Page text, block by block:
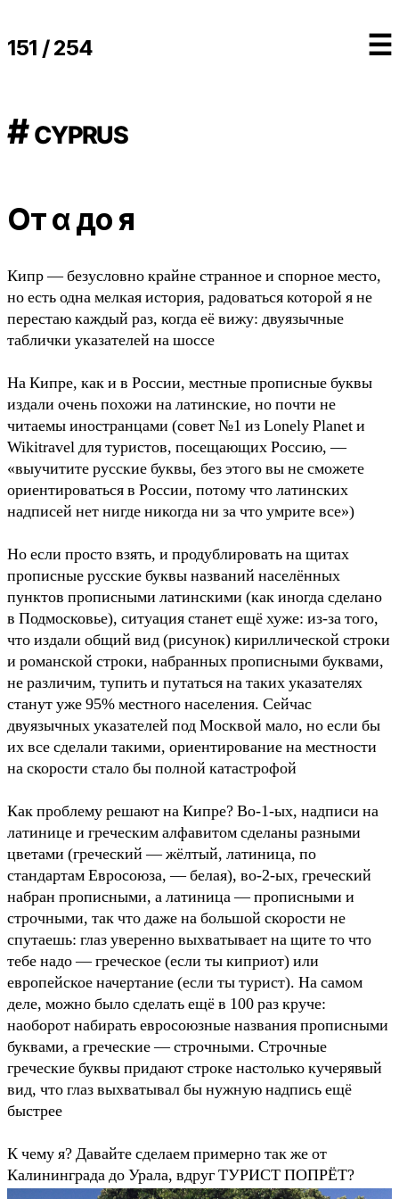
151 / 254 ☰
# cyprus
От α до я
Кипр — безусловно крайне странное и спорное место,
но есть одна мелкая история, радоваться которой я не
перестаю каждый раз, когда её вижу: двуязычные
таблички указателей на шоссе
На Кипре, как и в России, местные прописные буквы
издали очень похожи на латинские, но почти не
читаемы иностранцами (совет №1 из Lonely Planet и
Wikitravel для туристов, посещающих Россию, —
«выучитите русские буквы, без этого вы не сможете
ориентироваться в России, потому что латинских
надписей нет нигде никогда ни за что умрите все»)
Но если просто взять, и продублировать на щитах
прописные русские буквы названий населённых
пунктов прописными латинскими (как иногда сделано
в Подмосковье), ситуация станет ещё хуже: из-за того,
что издали общий вид (рисунок) кириллической строки
и романской строки, набранных прописными буквами,
не различим, тупить и путаться на таких указателях
станут уже 95% местного населения. Сейчас
двуязычных указателей под Москвой мало, но если бы
их все сделали такими, ориентирование на местности
на скорости стало бы полной катастрофой
Как проблему решают на Кипре? Во-1-ых, надписи на
латинице и греческим алфавитом сделаны разными
цветами (греческий — жёлтый, латиница, по
стандартам Евросоюза, — белая), во-2-ых, греческий
набран прописными, а латиница — прописными и
строчными, так что даже на большой скорости не
спутаешь: глаз уверенно выхватывает на щите то что
тебе надо — греческое (если ты киприот) или
европейское начертание (если ты турист). На самом
деле, можно было сделать ещё в 100 раз круче:
наоборот набирать евросоюзные названия прописными
буквами, а греческие — строчными. Строчные
греческие буквы придают строке настолько кучерявый
вид, что глаз выхватывал бы нужную надпись ещё
быстрее
К чему я? Давайте сделаем примерно так же от
Калининграда до Урала, вдруг ТУРИСТ ПОПРЁТ?